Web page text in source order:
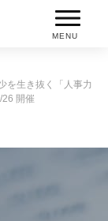
MENU
を生き抜く「人事力
開催